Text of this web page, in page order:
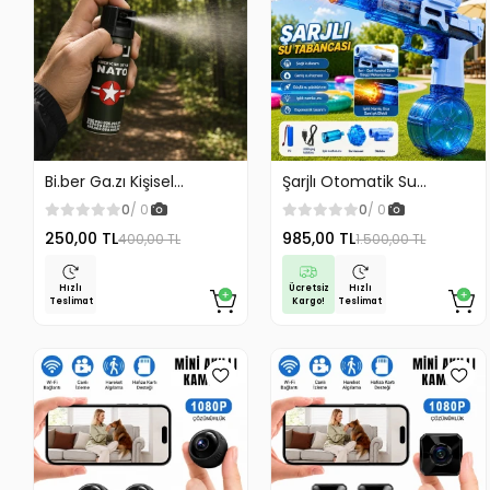
Bi.ber Ga.zı Kişisel
Koruyucu Ekipman
Savunma İçin
0/ 0
250,00 TL400,00 TL
Hızlı
Teslimat
Şarjlı Otomatik Su
Tabancası Oyuncak
Geniş Hazneli
0/ 0
985,00 TL1.500,00 TL
Ücretsiz
Kargo!
Hızlı
Teslimat